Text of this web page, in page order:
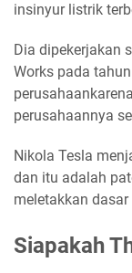
insinyur listrik
Dia dipekerjakan
Works pada
perusahaannya
Nikola Tesla
dan itu adalah
meletakkan
Siapakah